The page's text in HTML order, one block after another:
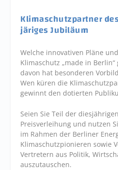
Klimaschutzpartner
järiges Jubiläum
Welche innovativen Pläne
Klimaschutz „made in
davon hat besonderen
Wen küren die
gewinnt den dotierten
Seien Sie Teil der
Preisverleihung und nutzen
im Rahmen der Berliner
Klimaschutzpionieren sowie
Vertretern aus Politik,
auszutauschen.